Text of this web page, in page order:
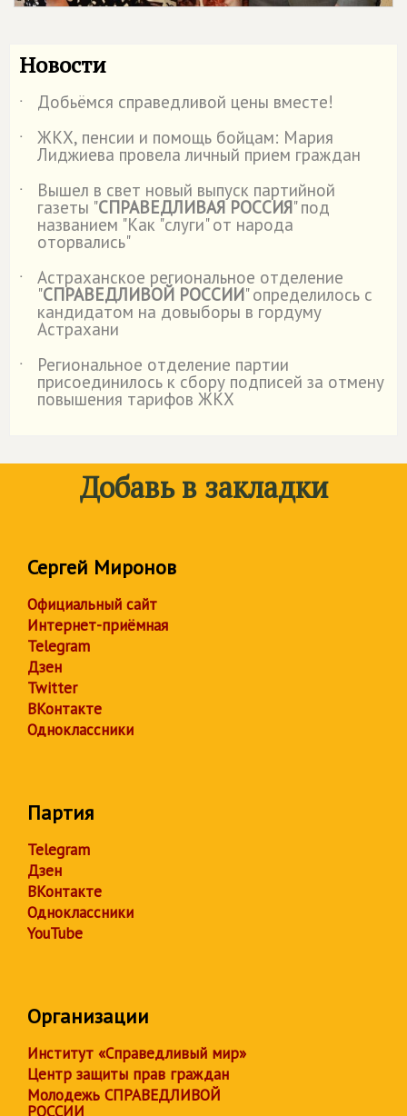
Новости
˙
Добьёмся справедливой цены вместе!
˙
ЖКХ, пенсии и помощь бойцам: Мария
Лиджиева провела личный прием граждан
˙
Вышел в свет новый выпуск партийной
газеты "СПРАВЕДЛИВАЯ РОССИЯ" под
названием "Как "слуги" от народа
оторвались"
˙
Астраханское региональное отделение
"СПРАВЕДЛИВОЙ РОССИИ" определилось с
кандидатом на довыборы в гордуму
Астрахани
˙
Региональное отделение партии
присоединилось к сбору подписей за отмену
повышения тарифов ЖКХ
Добавь в закладки
Сергей Миронов
Официальный сайт
Интернет-приёмная
Telegram
Дзен
Twitter
ВКонтакте
Одноклассники
Партия
Telegram
Дзен
ВКонтакте
Одноклассники
YouTube
Организации
Институт «Справедливый мир»
Центр защиты прав граждан
Молодежь СПРАВЕДЛИВОЙ
РОССИИ